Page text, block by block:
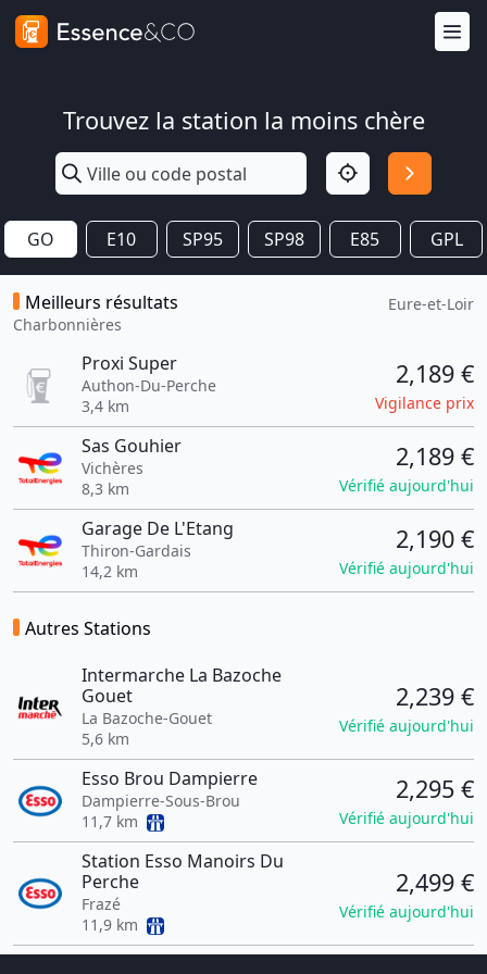
Trouvez la station la moins chère
GO E10 SP95 SP98 E85 GPL
Meilleurs résultats
Charbonnières
Eure-et-Loir
Proxi Super
Authon-Du-Perche
3,4 km
2,189 €
Vigilance prix
Sas Gouhier
Vichères
8,3 km
2,189 €
Vérifié aujourd'hui
Garage De L'Etang
Thiron-Gardais
14,2 km
2,190 €
Vérifié aujourd'hui
Autres Stations
Intermarche La Bazoche
Gouet
La Bazoche-Gouet
5,6 km
2,239 €
Vérifié aujourd'hui
Esso Brou Dampierre
Dampierre-Sous-Brou
11,7 km
2,295 €
Vérifié aujourd'hui
Station Esso Manoirs Du
Perche
Frazé
11,9 km
2,499 €
Vérifié aujourd'hui